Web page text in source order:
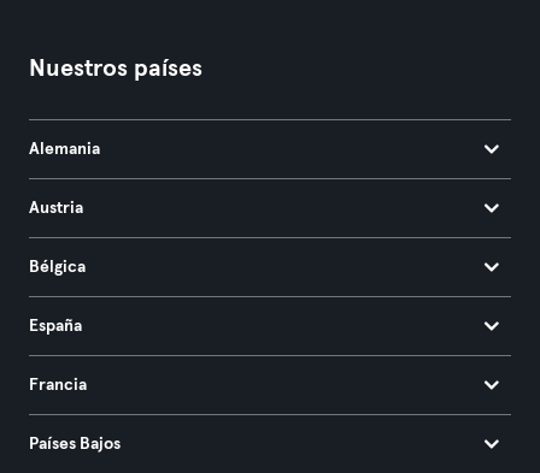
Nuestros países
Alemania
Austria
Bélgica
España
Francia
Países Bajos